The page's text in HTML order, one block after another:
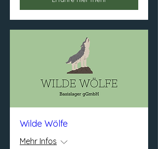
Wilde Wölfe
Mehr Infos